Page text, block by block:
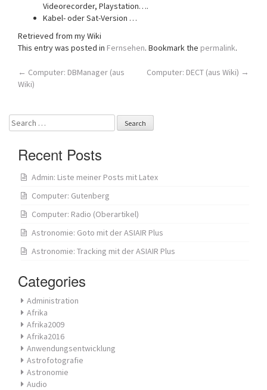
Videorecorder, Playstation….
Kabel- oder Sat-Version …
Retrieved from my Wiki
This entry was posted in Fernsehen. Bookmark the permalink.
Post
← Computer: DBManager (aus
Wiki)
Computer: DECT (aus Wiki) →
Search
for:
Recent Posts
Admin: Liste meiner Posts mit Latex
Computer: Gutenberg
Computer: Radio (Oberartikel)
Astronomie: Goto mit der ASIAIR Plus
Astronomie: Tracking mit der ASIAIR Plus
Categories
Administration
Afrika
Afrika2009
Afrika2016
Anwendungsentwicklung
Astrofotografie
Astronomie
Audio